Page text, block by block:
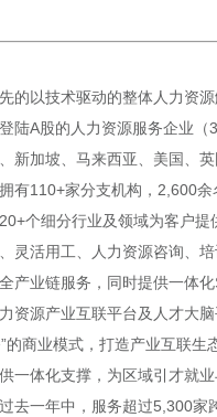
的以技术驱动的整体人力资源
陆A股的人力资源服务企业（
新加坡、马来西亚、美国、
有110+家分支机构，2,600余
个细分行业及领域为客户提
灵活用工、人力资源咨询、
产业链服务，同时提供一体
资源产业互联平台及人才大
的商业模式，打造产业互联生
一体化支撑，为区域引才就
去一年中，服务超过5,300家